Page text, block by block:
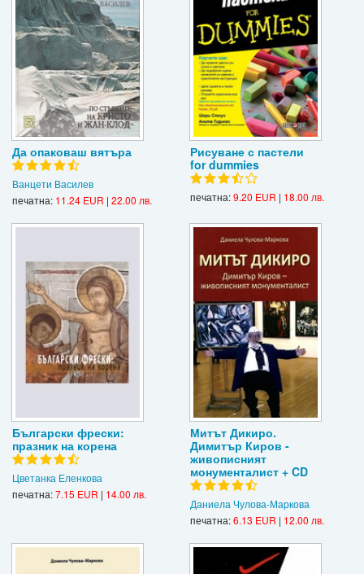
Да опаковаш вятъра
Ванцети Василев
печатна: 11.24 EUR | 22.00 лв.
Рисуване с пастели
for dummies
печатна:9.20 EUR | 18.00 лв.
Български фрески:
празник на корена
Цветанка Еленкова
печатна:7.15 EUR | 14.00 лв.
Митът Дикиро.
Димитър Киров -
живописният
монументалист + CD
Даниела Чулова-Маркова
печатна:6.13 EUR | 12.00 лв.